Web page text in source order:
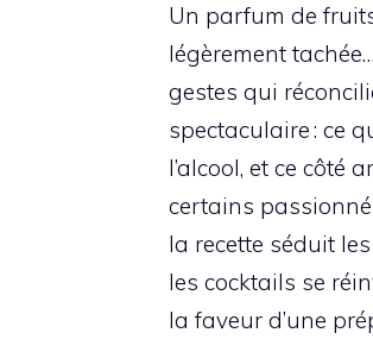
Un parfum de
légèrement
gestes qui
spectaculaire : ce
l’alcool, et ce côté
certains
la recette séduit
les cocktails se
la faveur d’une